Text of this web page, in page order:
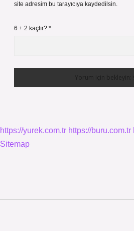
site adresim bu tarayıcıya kaydedilsin.
6 + 2 kaçtır? *
https://yurek.com.tr https://buru.com.tr
Sitemap